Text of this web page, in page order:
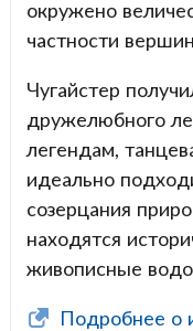
окружено
частности
Чугайстер
дружелюбного
легендам,
идеально
созерцания
находятся
живописные
Подробнее о